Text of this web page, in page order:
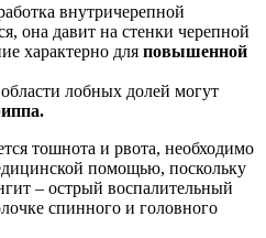
внутричерепной
она давит на стенки черепной
характерно для повышенной
лобных долей могут
тошнота и рвота, необходимо
помощью, поскольку
– острый воспалительный
спинного и головного